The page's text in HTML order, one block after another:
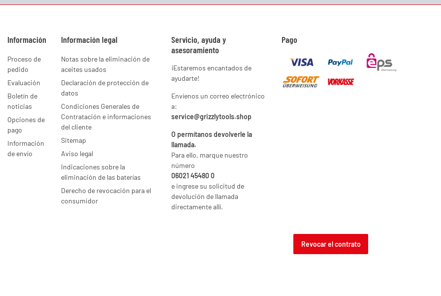
Información
Proceso de
pedido
Evaluación
Boletín de
noticias
Opciones de
pago
Información
de envío
Información legal
Notas sobre la eliminación de
aceites usados
Declaración de protección de
datos
Condiciones Generales de
Contratación e informaciones
del cliente
Sitemap
Aviso legal
Indicaciones sobre la
eliminación de las baterías
Derecho de revocación para el
consumidor
Servicio, ayuda y
asesoramiento
¡Estaremos encantados de
ayudarte!
Envíenos un correo electrónico
a:
service@grizzlytools.shop
O permítanos devolverle la
llamada.
Para ello, marque nuestro
número
06021 45480 0
e ingrese su solicitud de
devolución de llamada
directamente allí.
Pago
Revocar el contrato